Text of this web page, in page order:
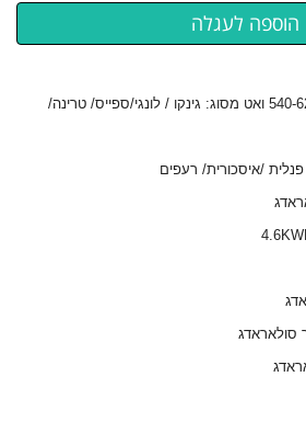
- כולל : פאנלים סולאריים 540-620 ואט מסוג: גינקו / לונגי/ספייס/ טרינה/
/איסכורית/ רעפים
סולאראדג